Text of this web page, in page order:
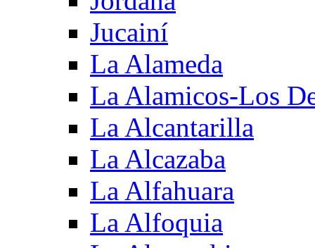
Jucainí
La Alameda
La Alamicos-Los
La Alcantarilla
La Alcazaba
La Alfahuara
La Alfoquia